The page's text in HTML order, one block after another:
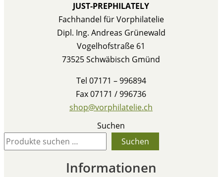
JUST-PREPHILATELY
Fachhandel für Vorphilatelie
Dipl. Ing. Andreas Grünewald
Vogelhofstraße 61
73525 Schwäbisch Gmünd
Tel 07171 – 996894
Fax 07171 / 996736
shop@vorphilatelie.ch
Suchen
Suchen
Informationen